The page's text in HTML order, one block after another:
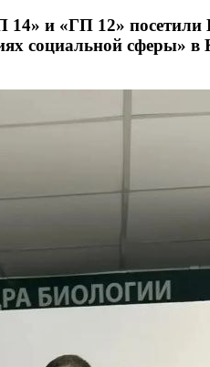
и «ГП 12»
социальной сферы»